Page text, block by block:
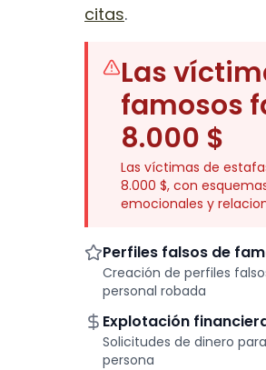
citas.
Las
famosos
8.000 $
Las víctimas de
8.000 $, con
emocionales y
Perfiles falsos de
Creación de perfiles
personal robada
Explotación
Solicitudes de dinero
persona